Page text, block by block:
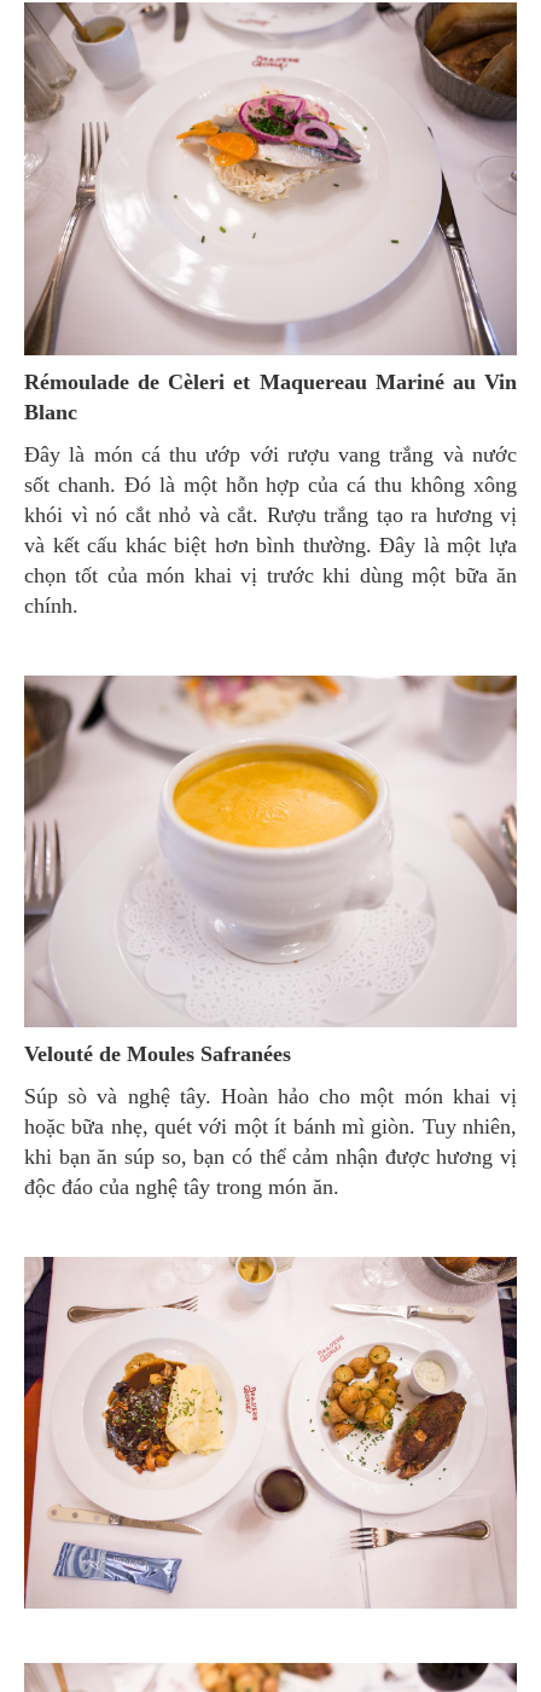
Rémoulade de Cèleri et Maquereau Mariné au Vin
Blanc
Đây là món cá thu ướp với rượu vang trắng và nước
sốt chanh. Đó là một hỗn hợp của cá thu không xông
khói vì nó cắt nhỏ và cắt. Rượu trắng tạo ra hương vị
và kết cấu khác biệt hơn bình thường. Đây là một lựa
chọn tốt của món khai vị trước khi dùng một bữa ăn
chính.
Velouté de Moules Safranées
Súp sò và nghệ tây. Hoàn hảo cho một món khai vị
hoặc bữa nhẹ, quét với một ít bánh mì giòn. Tuy nhiên,
khi bạn ăn súp so, bạn có thể cảm nhận được hương vị
độc đáo của nghệ tây trong món ăn.